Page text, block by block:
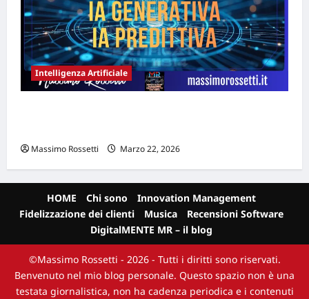
Intelligenza Artificiale
Massimo Rossetti Marzo 22, 2026
HOME Chi sono
Innovation Management
Fidelizzazione dei clienti
Musica
Recensioni Software
DigitalMENTE MR – il blog
©Massimo Rossetti - 2026 - Tutti i diritti sono riservati.
Benvenuto nel mio blog personale. Questo spazio non è una
testata giornalistica, non ha cadenza periodica e i contenuti